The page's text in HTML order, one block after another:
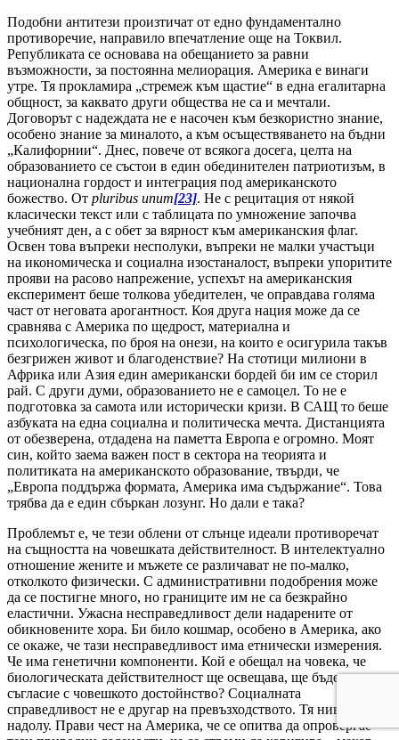
Подобни антитези произтичат от едно фундаментално
противоречие, направило впечатление още на Токвил.
Републиката се основава на обещанието за равни
възможности, за постоянна мелиорация. Америка е винаги
утре. Тя прокламира „стремеж към щастие“ в една егалитарна
общност, за каквато други общества не са и мечтали.
Договорът с надеждата не е насочен към безкористно знание,
особено знание за миналото, а към осъществяването на бъдни
„Калифорнии“. Днес, повече от всякога досега, целта на
образованието се състои в един обединителен патриотизъм, в
национална гордост и интеграция под американското
божество. От pluribus unum[23]. Не с рецитация от някой
класически текст или с таблицата по умножение започва
учебният ден, а с обет за вярност към американския флаг.
Освен това въпреки несполуки, въпреки не малки участъци
на икономическа и социална изостаналост, въпреки упоритите
прояви на расово напрежение, успехът на американския
експеримент беше толкова убедителен, че оправдава голяма
част от неговата арогантност. Коя друга нация може да се
сравнява с Америка по щедрост, материална и
психологическа, по броя на онези, на които е осигурила такъв
безгрижен живот и благоденствие? На стотици милиони в
Африка или Азия един американски бордей би им се сторил
рай. С други думи, образованието не е самоцел. То не е
подготовка за самота или исторически кризи. В САЩ то беше
азбуката на една социална и политическа мечта. Дистанцията
от обезверена, отдадена на паметта Европа е огромно. Моят
син, който заема важен пост в сектора на теорията и
политиката на американското образование, твърди, че
„Европа поддържа формата, Америка има съдържание“. Това
трябва да е един сбъркан лозунг. Но дали е така?
Проблемът е, че тези облени от слънце идеали противоречат
на същността на човешката действителност. В интелектуално
отношение жените и мъжете се различават не по-малко,
отколкото физически. С административни подобрения може
да се постигне много, но границите им не са безкрайно
еластични. Ужасна несправедливост дели надарените от
обикновените хора. Би било кошмар, особено в Америка, ако
се окаже, че тази несправедливост има етнически измерения.
Че има генетични компоненти. Кой е обещал на човека, че
биологическата действителност ще освещава, ще бъде в
съгласие с човешкото достойнство? Социалната
справедливост не е другар на превъзходството. Тя нивелира
надолу. Прави чест на Америка, че се опитва да опровергае